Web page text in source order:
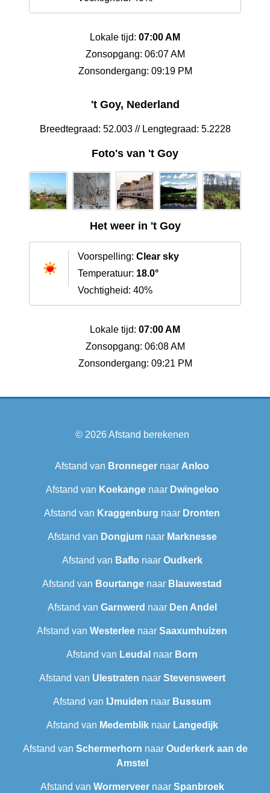
Lokale tijd: 07:00 AM
Zonsopgang: 06:07 AM
Zonsondergang: 09:19 PM
't Goy, Nederland
Breedtegraad: 52.003 // Lengtegraad: 5.2228
Foto's van 't Goy
Het weer in 't Goy
Voorspelling: Clear sky
Temperatuur: 18.0°
Vochtigheid: 40%
Lokale tijd: 07:00 AM
Zonsopgang: 06:08 AM
Zonsondergang: 09:21 PM
© 2026Afstand berekenen
Afstand van Bronneger naar Anloo
Afstand van Koekangenaar Dwingeloo
Afstand van Kraggenburg naar Dronten
Afstand van Dongjumnaar Marknesse
Afstand van Baflo naar Oudkerk
Afstand van Bourtange naar Blauwestad
Afstand van Garnwerd naar Den Andel
Afstand van Westerlee naar Saaxumhuizen
Afstand van Leudal‎ naar Born
Afstand van Ulestraten naar Stevensweert
Afstand van IJmuiden naar Bussum
Afstand van Medembliknaar Langedijk
Afstand van Schermerhorn naar Ouderkerk aan de
Amstel
Afstand van Wormerveernaar Spanbroek